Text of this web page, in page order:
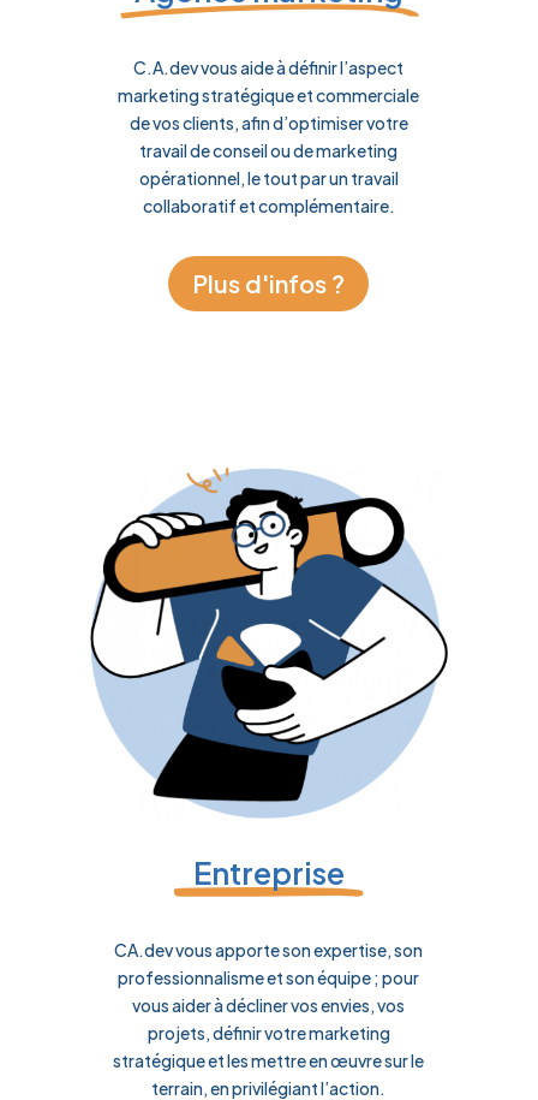
C.A.dev vous aide à définir l’aspect
marketing stratégique et commerciale
de vos clients, afin d’optimiser votre
travail de conseil ou de marketing
opérationnel, le tout par un travail
collaboratif et complémentaire.
Plus d'infos ?
Entreprise
CA.dev vous apporte son expertise, son
professionnalisme et son équipe ; pour
vous aider à décliner vos envies, vos
projets, définir votre marketing
stratégique et les mettre en œuvre sur le
terrain, en privilégiant l’action.